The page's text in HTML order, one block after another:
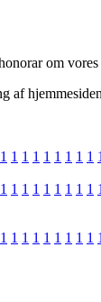
om
af
1 1 1 1 1 1 1 1 1 1
1 1 1 1 1 1 1 1 1 1
1 1 1 1 1 1 1 1 1 1